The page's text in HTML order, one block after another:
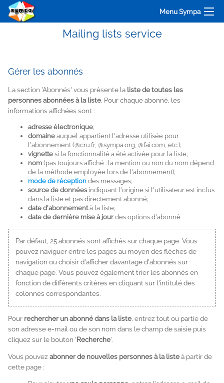
Menu Sympa
Mailing lists service
Gérer les abonnés
La section 'Abonnés' vous présente la liste de toutes les
personnes abonnées à la liste . Pour chaque abonné, les
informations affichées sont :
adresse électronique;
domaine auquel appartient l'adresse utilisée pour
l'abonnement (@cru.fr, @sympa.org, @fai.com, etc.);
vignette si la fonctionnalité a été activée pour la liste;
nom (pas toujours affiché : la mention ou non du nom dépend
de la méthode employée lors de l'abonnement);
mode de réception des messages;
source de donnéesindiquant l'origine si l'utilisateur est inclus
dans la liste et pas directement abonné;
date d'abonnementà la liste;
date de dernière mise à jour des options d'abonné.
Par défaut, 25 abonnés sont affichés sur chaque page. Vous
pouvez naviguer entre les pages au moyen des flèches de
navigation ou choisir d'afficher davantage d'abonnés sur
chaque page. Vous pouvez également trier les abonnés en
fonction de différents critères en cliquant sur l'intitulé des
colonnes correspondantes.
Pour rechercher un abonné dans la liste , entrez tout ou partie de
son adresse e-mail ou de son nom dans le champ de saisie puis
cliquez sur le bouton 'Recherche'.
Vous pouvezabonner de nouvelles personnes à la listeà partir de
cette page :